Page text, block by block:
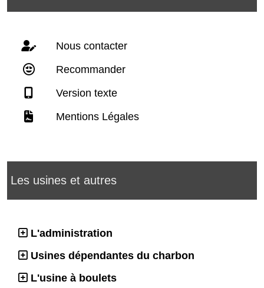
Nous contacter
Recommander
Version texte
Mentions Légales
Les usines et autres
L'administration
Usines dépendantes du charbon
L'usine à boulets